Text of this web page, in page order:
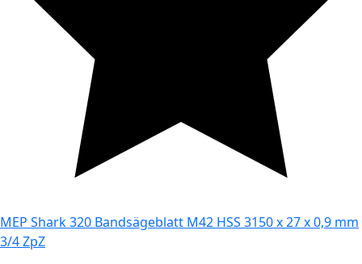
MEP Shark 320 Bandsägeblatt M42 HSS 3150 x 27 x 0,9 mm
3/4 ZpZ